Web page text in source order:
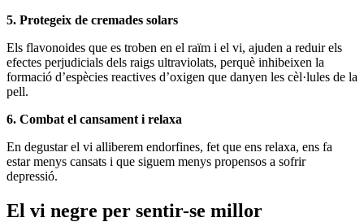
5. Protegeix de cremades solars
Els flavonoides que es troben en el raïm i el vi, ajuden a reduir els
efectes perjudicials dels raigs ultraviolats, perquè inhibeixen la
formació d’espècies reactives d’oxigen que danyen les cèl·lules de la
pell.
6. Combat el cansament i relaxa
En degustar el vi alliberem endorfines, fet que ens relaxa, ens fa
estar menys cansats i que siguem menys propensos a sofrir
depressió.
El vi negre per sentir-se millor